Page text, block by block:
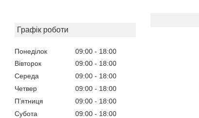
Графік роботи
Понеділок 09:00
18:00
Вівторок
09:00
18:00
Середа
09:00
18:00
Четвер
09:00
18:00
Пʼятниця
09:00
18:00
Субота
09:00
18:00